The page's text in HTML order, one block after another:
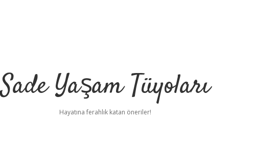
Sade Yaşam Tüyoları
Hayatına ferahlık katan öneriler!